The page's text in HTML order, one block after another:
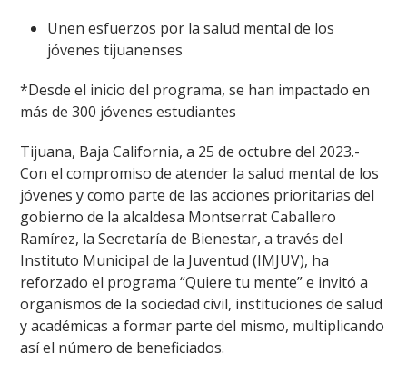
Unen esfuerzos por la salud mental de los
jóvenes tijuanenses
*Desde el inicio del programa, se han impactado en
más de 300 jóvenes estudiantes
Tijuana, Baja California, a 25 de octubre del 2023.-
Con el compromiso de atender la salud mental de los
jóvenes y como parte de las acciones prioritarias del
gobierno de la alcaldesa Montserrat Caballero
Ramírez, la Secretaría de Bienestar, a través del
Instituto Municipal de la Juventud (IMJUV), ha
reforzado el programa “Quiere tu mente” e invitó a
organismos de la sociedad civil, instituciones de salud
y académicas a formar parte del mismo, multiplicando
así el número de beneficiados.